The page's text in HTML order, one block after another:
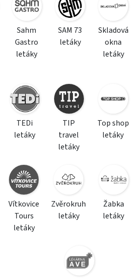
Sahm
Gastro
letáky
SAM 73
letáky
Skladová
okna
letáky
TEDi
letáky
TIP
travel
letáky
Top shop
letáky
Vítkovice
Tours
letáky
Zvěrokruh
letáky
Žabka
letáky